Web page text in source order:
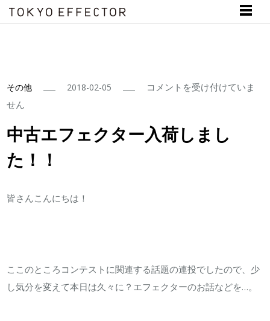
その他 2018-02-05
中
フ
コメントを受け付けていま
せん
中古エフェクター入荷しまし
た！！
皆さんこんにちは！
ここのところコンテストに関連する話題の連投でしたので、少
し気分を変えて本日は久々に？エフェクターのお話などを…。